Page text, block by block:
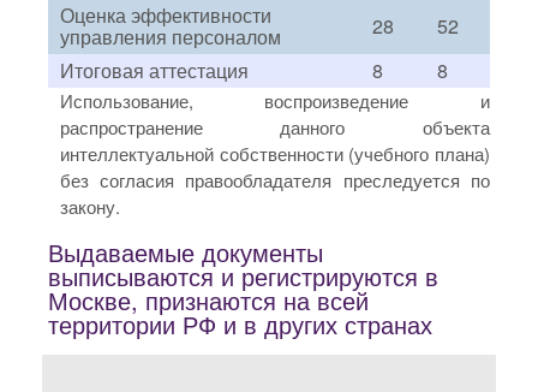
Оценка эффективности
управления персоналом 28
52
Итоговая аттестация
8 8
Использование, воспроизведение и
распространение данного объекта
интеллектуальной собственности (учебного плана)
без согласия правообладателя преследуется по
закону.
Выдаваемые документы
выписываются и регистрируются в
Москве, признаются на всей
территории РФ и в других странах